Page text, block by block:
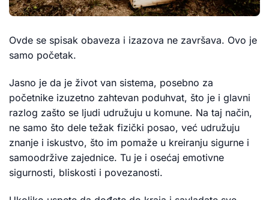
Ovde se spisak obaveza i izazova ne završava. Ovo je
samo početak.
Jasno je da je život van sistema, posebno za
početnike izuzetno zahtevan poduhvat, što je i glavni
razlog zašto se ljudi udružuju u komune. Na taj način,
ne samo što dele težak fizički posao, već udružuju
znanje i iskustvo, što im pomaže u kreiranju sigurne i
samoodržive zajednice. Tu je i osećaj emotivne
sigurnosti, bliskosti i povezanosti.